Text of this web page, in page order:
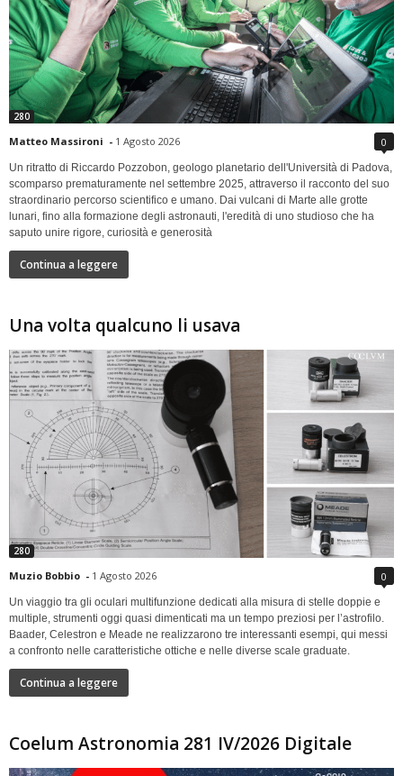
280
Matteo Massironi - 1 Agosto 2026 0
Un ritratto di Riccardo Pozzobon, geologo planetario dell'Università di Padova,
scomparso prematuramente nel settembre 2025, attraverso il racconto del suo
straordinario percorso scientifico e umano. Dai vulcani di Marte alle grotte
lunari, fino alla formazione degli astronauti, l'eredità di uno studioso che ha
saputo unire rigore, curiosità e generosità
Continua a leggere
Una volta qualcuno li usava
280
Muzio Bobbio - 1 Agosto 2026 0
Un viaggio tra gli oculari multifunzione dedicati alla misura di stelle doppie e
multiple, strumenti oggi quasi dimenticati ma un tempo preziosi per l’astrofilo.
Baader, Celestron e Meade ne realizzarono tre interessanti esempi, qui messi
a confronto nelle caratteristiche ottiche e nelle diverse scale graduate.
Continua a leggere
Coelum Astronomia 281 IV/2026 Digitale